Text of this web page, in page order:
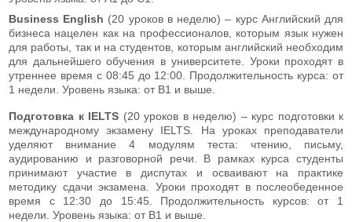
Business English (20 уроков в неделю) – курс Английский для
бизнеса нацелен как на профессионалов, которым язык нужен
для работы, так и на студентов, которым английский необходим
для дальнейшего обучения в университете. Уроки проходят в
утреннее время с 08:45 до 12:00. Продолжительность курса: от
1 недели. Уровень языка: от В1 и выше.
Подготовка к IELTS (20 уроков в неделю) – курс подготовки к
международному экзамену IELTS. На уроках преподаватели
уделяют внимание 4 модулям теста: чтению, письму,
аудированию и разговорной речи. В рамках курса студенты
принимают участие в диспутах и осваивают на практике
методику сдачи экзамена. Уроки проходят в послеобеденное
время с 12:30 до 15:45. Продолжительность курсов: от 1
недели. Уровень языка: от B1 и выше.